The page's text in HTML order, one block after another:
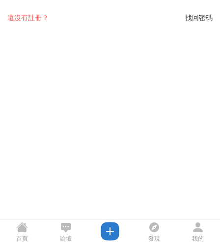
找回密碼
還沒有註冊？
首頁 論壇 發現 我的